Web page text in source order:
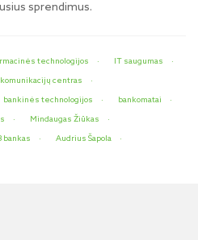
sprendimus.
technologijos
IT saugumas
komunikacijų centras
bankinės technologijos
bankomatai
Mindaugas Žiūkas
bankas
Audrius Šapola